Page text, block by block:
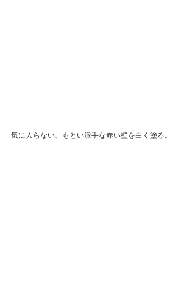
気に入らない、もとい派手な赤い壁を白く塗る。